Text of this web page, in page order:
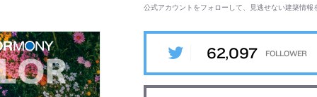
公式アカウントをフォローして、見逃せない建築情報
62,097